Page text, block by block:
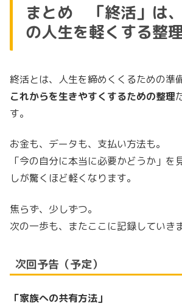
まとめ 「終活」は
の人生を軽くする整
終活とは、人生を締めくくるための準
これからを生きやすくするための整理
す。
お金も、データも、支払い方法も。
「今の自分に本当に必要かどうか」を
しが驚くほど軽くなります。
焦らず、少しずつ。
次の一歩も、またここに記録していき
次回予告（予定）
「家族への共有方法」